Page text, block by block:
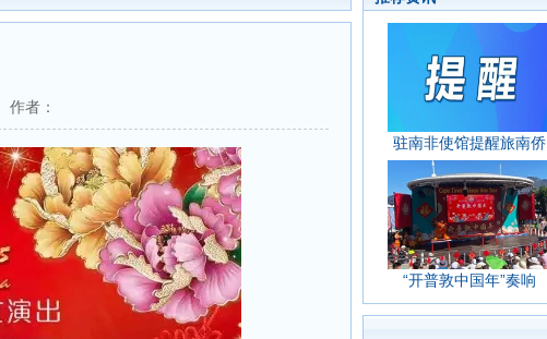
作者：
驻南非使馆提醒旅南侨
“开普敦中国年”奏响